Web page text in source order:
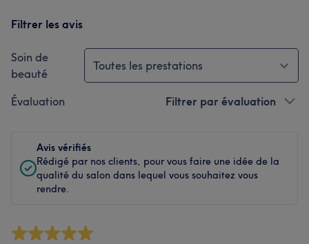
Filtrer les avis
Soin de
beauté
Toutes les prestations
Évaluation Filtrer par évaluation
Avis vérifiés
Rédigé par nos clients, pour vous faire une idée de la
qualité du salon dans lequel vous souhaitez vous
rendre.